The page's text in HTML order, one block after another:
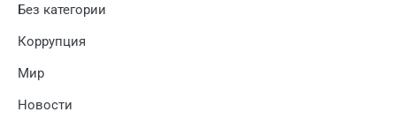
Без категории
Коррупция
Мир
Новости